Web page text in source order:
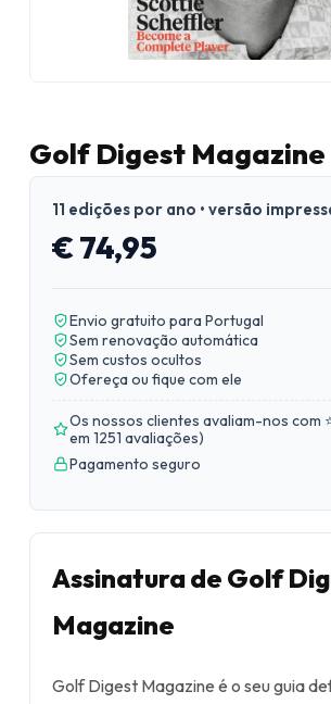
Golf Digest Magazine
11 edições por ano • versão
€ 74,95
Envio gratuito para Portugal
Sem renovação automática
Sem custos ocultos
Ofereça ou fique com ele
Os nossos clientes avaliam-nos com
em 1251 avaliações)
Pagamento seguro
Assinatura de Golf
Magazine
Golf Digest Magazine é o seu guia